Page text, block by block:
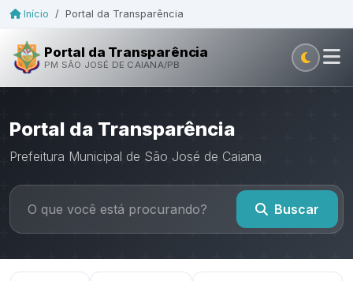
Início / Portal da Transparência
Portal da Transparência
PM SÃO JOSÉ DE CAIANA/PB
Portal da Transparência
Prefeitura Municipal de São José de Caiana
Buscar